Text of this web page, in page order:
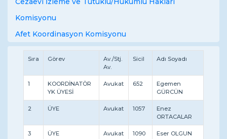
Komisyonu
Afet Koordinasyon Komisyonu
Sıra Görev
Av./Stj.
Av.
Sicil Adı Soyadı
1
KOORDİNATÖR
YK ÜYESİ
Avukat 652
Egemen
GÜRCÜN
2 ÜYE Avukat 1057
Enez
ORTACALAR
3 ÜYE Avukat 1090 Eser OLGUN